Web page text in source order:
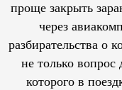
проще закрыть
через
разбирательства о
не только вопрос
которого в